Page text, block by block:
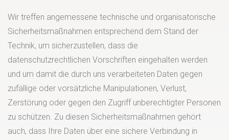
Wir treffen angemessene technische und organisatorische
Sicherheitsmaßnahmen entsprechend dem Stand der
Technik, um sicherzustellen, dass die
datenschutzrechtlichen Vorschriften eingehalten werden
und um damit die durch uns verarbeiteten Daten gegen
zufällige oder vorsätzliche Manipulationen, Verlust,
Zerstörung oder gegen den Zugriff unberechtigter Personen
zu schützen. Zu diesen Sicherheitsmaßnahmen gehört
auch, dass Ihre Daten über eine sichere Verbindung in